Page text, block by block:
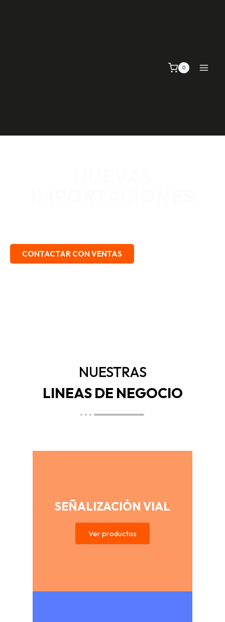
0
CONTACTAR CON VENTAS
NUESTRAS
LINEAS DE NEGOCIO
SEÑALIZACIÓN VIAL
Ver productos